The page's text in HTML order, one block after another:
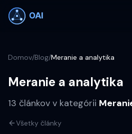
Domov/Blog/Meranie a analytika
Meranie a analytika
13 článkov v kategórii
Všetky články